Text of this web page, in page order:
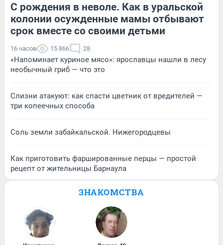
С рождения в неволе. Как в уральской
колонии осужденные мамы отбывают
срок вместе со своими детьми
16 часов 15 866 28
«Напоминает куриное мясо»: ярославцы нашли в лесу
необычный гриб — что это
Слизни атакуют: как спасти цветник от вредителей —
три копеечных способа
Соль земли забайкальской. Нижегородцевы
Как приготовить фаршированные перцы — простой
рецепт от жительницы Барнаула
ЗНАКОМСТВА